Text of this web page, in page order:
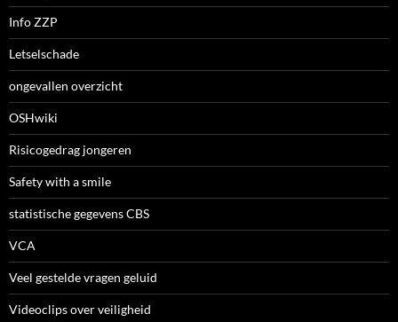
Info ZZP
Letselschade
ongevallen overzicht
OSHwiki
Risicogedrag jongeren
Safety with a smile
statistische gegevens CBS
VCA
Veel gestelde vragen geluid
Videoclips over veiligheid